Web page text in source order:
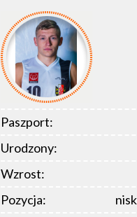
Paszport:
Urodzony:
Wzrost:
Pozycja: